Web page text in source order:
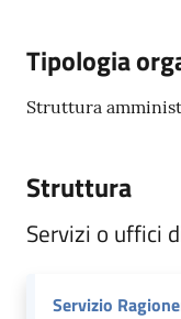
Prenotazioni
Tutti
Tipologia
Struttura
Struttura
Servizi o uffici
Servizio